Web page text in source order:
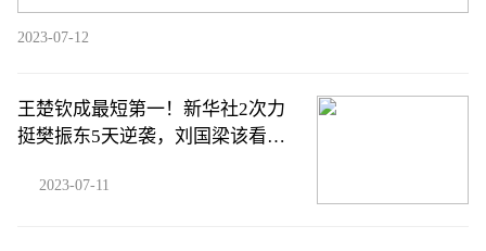
2023-07-12
王楚钦成最短第一！新华社2次力
挺樊振东5天逆袭，刘国梁该看懂
2023-07-11